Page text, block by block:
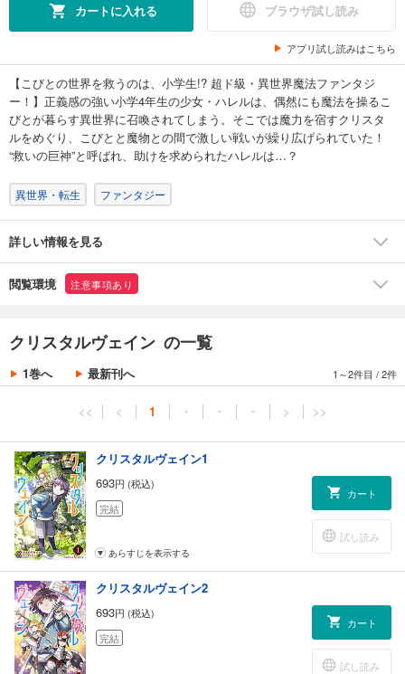
カートに入れる ブラウザ試し読み
アプリ試し読みはこちら
【こびとの世界を救うのは、小学生!? 超ド級・異世界魔法ファンタジ
ー！】正義感の強い小学4年生の少女・ハレルは、偶然にも魔法を操るこ
びとが暮らす異世界に召喚されてしまう。そこでは魔力を宿すクリスタ
ルをめぐり、こびとと魔物との間で激しい戦いが繰り広げられていた！
“救いの巨神”と呼ばれ、助けを求められたハレルは…？
異世界・転生 ファンタジー
詳しい情報を見る
閲覧環境 注意事項あり
クリスタルヴェイン の一覧
1巻へ 最新刊へ 1～2件目 /2件
<< < 1 ・ ・ ・ > >>
クリスタルヴェイン1
693円 (税込)
完結
カート
試し読み
あらすじを表示する
クリスタルヴェイン2
693円 (税込)
完結
カート
試し読み